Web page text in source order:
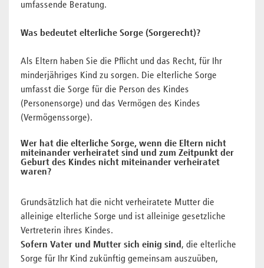
umfassende Beratung.
Was bedeutet elterliche Sorge (Sorgerecht)?
Als Eltern haben Sie die Pflicht und das Recht, für Ihr
minderjähriges Kind zu sorgen. Die elterliche Sorge
umfasst die Sorge für die Person des Kindes
(Personensorge) und das Vermögen des Kindes
(Vermögenssorge).
Wer hat die elterliche Sorge, wenn die Eltern nicht
miteinander verheiratet sind und zum Zeitpunkt der
Geburt des Kindes nicht miteinander verheiratet
waren?
Grundsätzlich hat die nicht verheiratete Mutter die
alleinige elterliche Sorge und ist alleinige gesetzliche
Vertreterin ihres Kindes.
Sofern Vater und Mutter sich einig sind , die elterliche
Sorge für Ihr Kind zukünftig gemeinsam auszuüben,